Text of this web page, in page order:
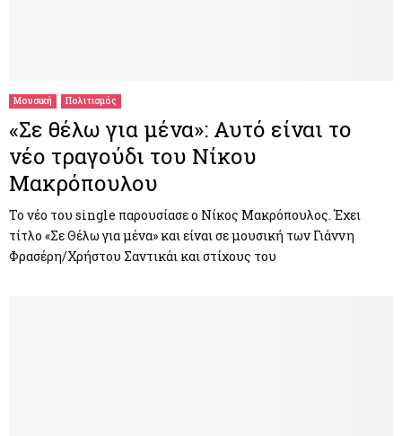
Μουσική Πολιτισμός
«Σε θέλω για μένα»: Αυτό είναι το
νέο τραγούδι του Νίκου
Μακρόπουλου
Το νέο του single παρουσίασε ο Νίκος Μακρόπουλος. Έχει
τίτλο «Σε Θέλω για μένα» και είναι σε μουσική των Γιάννη
Φρασέρη/Χρήστου Σαντικάι και στίχους του